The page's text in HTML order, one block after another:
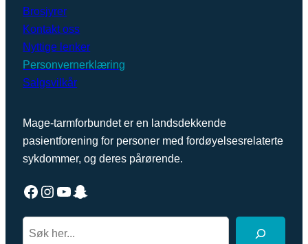
Brosjyrer
Kontakt oss
Nyttige lenker
Personvernerklæring
Salgsvilkår
Mage-tarmforbundet er en landsdekkende
pasientforening for personer med fordøyelsesrelaterte
sykdommer, og deres pårørende.
Facebook Instagram YouTube Snapchat